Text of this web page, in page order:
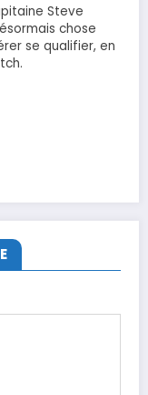
Steve
chose
se qualifier, en